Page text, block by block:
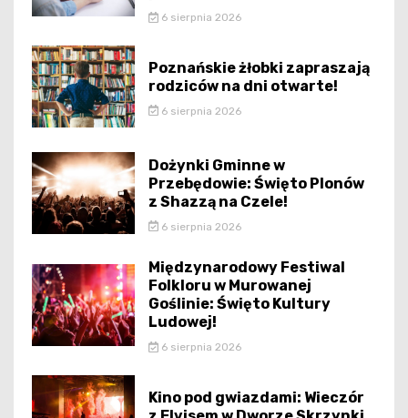
6 sierpnia 2026
Poznańskie żłobki zapraszają
rodziców na dni otwarte!
6 sierpnia 2026
Dożynki Gminne w
Przebędowie: Święto Plonów
z Shazzą na Czele!
6 sierpnia 2026
Międzynarodowy Festiwal
Folkloru w Murowanej
Goślinie: Święto Kultury
Ludowej!
6 sierpnia 2026
Kino pod gwiazdami: Wieczór